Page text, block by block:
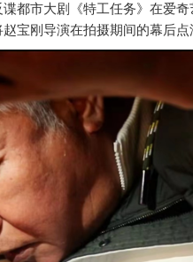
都市大剧《特工任务》在爱
宝刚导演在拍摄期间的幕后点